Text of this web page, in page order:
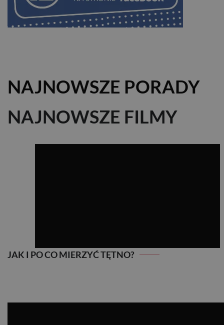
NAJNOWSZE PORADY
NAJNOWSZE FILMY
JAK I PO CO MIERZYĆ TĘTNO?